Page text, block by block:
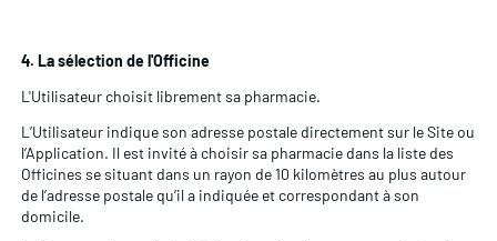
4. La sélection de l'Officine
L'Utilisateur choisit librement sa pharmacie.
L’Utilisateur indique son adresse postale directement sur le Site ou
l’Application. Il est invité à choisir sa pharmacie dans la liste des
Officines se situant dans un rayon de 10 kilomètres au plus autour
de l’adresse postale qu’il a indiquée et correspondant à son
domicile.